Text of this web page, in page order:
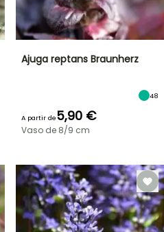
Ajuga reptans Braunherz
48
A partir de5,90 €
Vaso de 8/9 cm